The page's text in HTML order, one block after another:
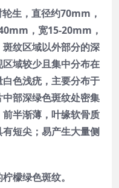
生，直径约70mm，
，宽15-20mm，
纹区域以外部分的深
域较少且集中分布在
色浅疣，主要分布于
部深绿色斑纹处密集
半渐薄，叶缘软骨质
短尖；易产生大量侧
檬绿色斑纹。